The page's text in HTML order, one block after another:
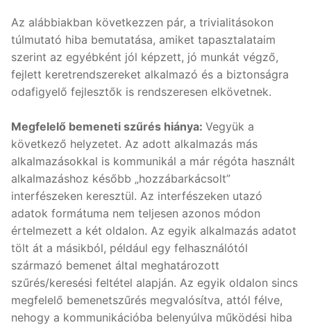
Az alábbiakban következzen pár, a trivialitásokon
túlmutató hiba bemutatása, amiket tapasztalataim
szerint az egyébként jól képzett, jó munkát végző,
fejlett keretrendszereket alkalmazó és a biztonságra
odafigyelő fejlesztők is rendszeresen elkövetnek.
Megfelelő bemeneti szűrés hiánya: Vegyük a
következő helyzetet. Az adott alkalmazás más
alkalmazásokkal is kommunikál a már régóta használt
alkalmazáshoz később „hozzábarkácsolt”
interfészeken keresztül. Az interfészeken utazó
adatok formátuma nem teljesen azonos módon
értelmezett a két oldalon. Az egyik alkalmazás adatot
tölt át a másikból, például egy felhasználótól
származó bemenet által meghatározott
szűrés/keresési feltétel alapján. Az egyik oldalon sincs
megfelelő bemenetszűrés megvalósítva, attól félve,
nehogy a kommunikációba belenyúlva működési hiba